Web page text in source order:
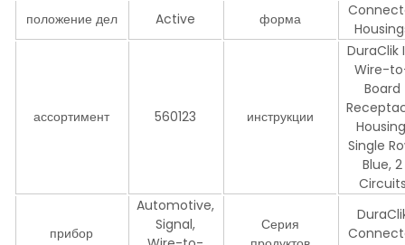
положение дел Active форма
ассортимент 560123 инструкции
DuraClik
Wire-
Board
Single
Blue, 2
прибор
Automotive,
Signal,
Серия